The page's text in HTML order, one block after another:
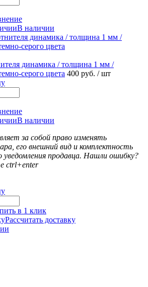
В наличии
динамика / толщина 1 мм /
серого цвета 400 руб. / шт
В наличии
за собой право изменять
его внешний вид и комплектность
уведомления продавца. Нашли ошибку?
ctrl+enter
в 1 клик
Рассчитать доставку